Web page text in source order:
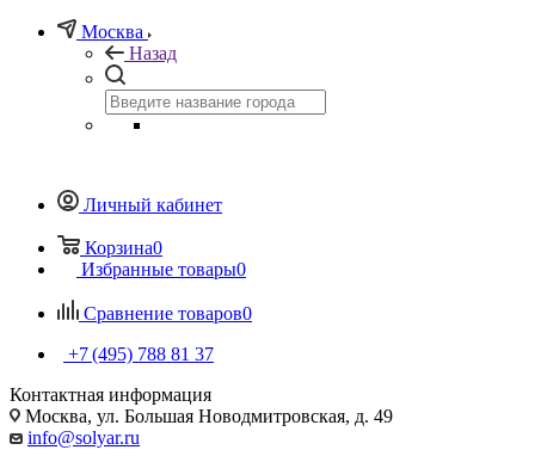
Москва
Назад
Личный кабинет
Корзина0
Избранные товары0
Сравнение товаров0
+7 (495) 788 81 37
Контактная информация
Москва, ул. Большая Новодмитровская, д. 49
info@solyar.ru